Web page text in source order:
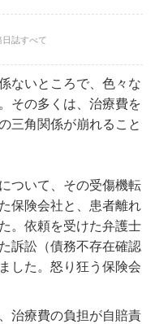
日誌すべて
ないところで、色々な
その多くは、治療費を
三角関係が崩れること
ついて、その受傷機転
保険会社と、患者離れ
。依頼を受けた弁護士
訴訟（債務不存在確認
した。怒り狂う保険会
治療費の負担が自賠責